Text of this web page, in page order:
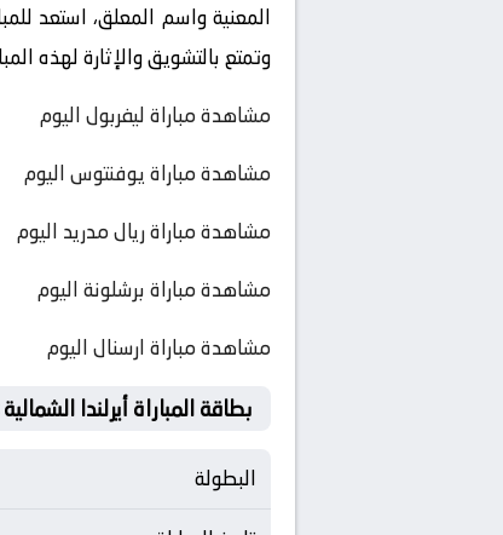
المعنية واسم المعلق، استعد
وتمتع بالتشويق والإثارة لهذه
مشاهدة مباراة ليفربول اليوم
مشاهدة مباراة يوفنتوس اليوم
مشاهدة مباراة ريال مدريد اليوم
مشاهدة مباراة برشلونة اليوم
مشاهدة مباراة ارسنال اليوم
بطاقة المباراة أيرلندا الشمالية Vs لوكسمبورج
البطولة